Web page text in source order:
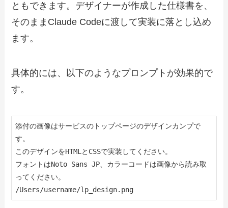
ともできます。デザイナーが作成した仕様書を、
そのままClaude Codeに渡して実装に落とし込め
ます。
具体的には、以下のようなプロンプトが効果的で
す。
添付の画像はサービスのトップページのデザインカンプで
す。
このデザインをHTMLとCSSで実装してください。
フォントはNoto Sans JP、カラーコードは画像から読み取
ってください。
/Users/username/lp_design.png